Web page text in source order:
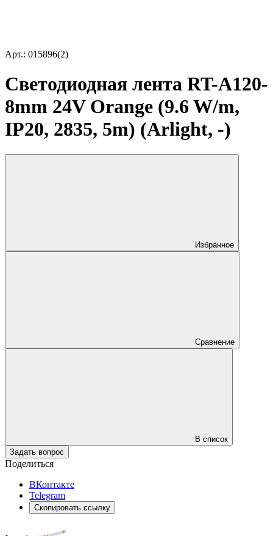
Арт.: 015896(2)
Светодиодная лента RT-A120-
8mm 24V Orange (9.6 W/m,
IP20, 2835, 5m) (Arlight, -)
Избранное
Сравнение
В список
Задать вопрос
Поделиться
ВКонтакте
Telegram
Скопировать ссылку